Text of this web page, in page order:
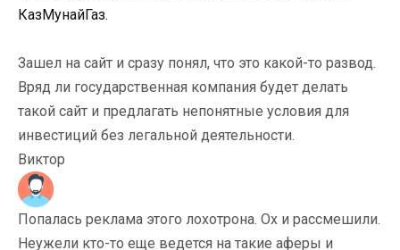
КазМунайГаз.
Зашел на сайт и сразу понял, что это какой-то развод.
Вряд ли государственная компания будет делать
такой сайт и предлагать непонятные условия для
инвестиций без легальной деятельности.
Виктор
Попалась реклама этого лохотрона. Ох и рассмешили.
Неужели кто-то еще ведется на такие аферы и